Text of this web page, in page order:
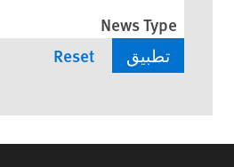
News Type